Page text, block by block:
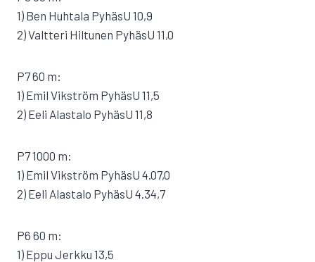
1) Ben Huhtala PyhäsU 10,9
2) Valtteri Hiltunen PyhäsU 11,0
P7 60 m:
1) Emil Vikström PyhäsU 11,5
2) Eeli Alastalo PyhäsU 11,8
P7 1000 m:
1) Emil Vikström PyhäsU 4.07,0
2) Eeli Alastalo PyhäsU 4.34,7
P6 60 m:
1) Eppu Jerkku 13,5